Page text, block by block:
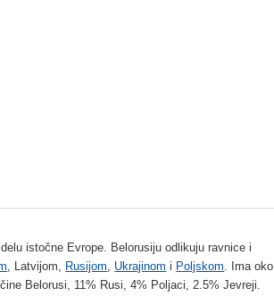
istočne Evrope. Belorusiju odlikuju ravnice i
, Latvijom, Rusijom, Ukrajinom i Poljskom. Ima oko
Belorusi, 11% Rusi, 4% Poljaci, 2.5% Jevreji.